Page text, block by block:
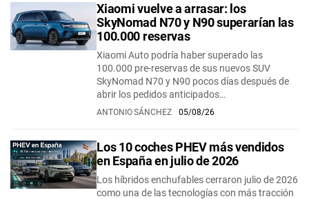
Xiaomi vuelve a arrasar: los
SkyNomad N70 y N90 superarían las
100.000 reservas
Xiaomi Auto podría haber superado las
100.000 pre-reservas de sus nuevos SUV
SkyNomad N70 y N90 pocos días después de
abrir los pedidos anticipados…
ANTONIO SÁNCHEZ 05/08/26
Los 10 coches PHEV más vendidos
en España en julio de 2026
Los híbridos enchufables cerraron julio de 2026
como una de las tecnologías con más tracción